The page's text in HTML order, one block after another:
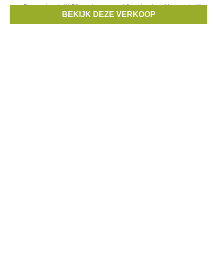
aan 5 euro / stuk !!! Bij aankoop van 10 stuks, het 11e gratis !!!
Mexx,Someone,Vila Joy
BEKIJK DEZE VERKOOP